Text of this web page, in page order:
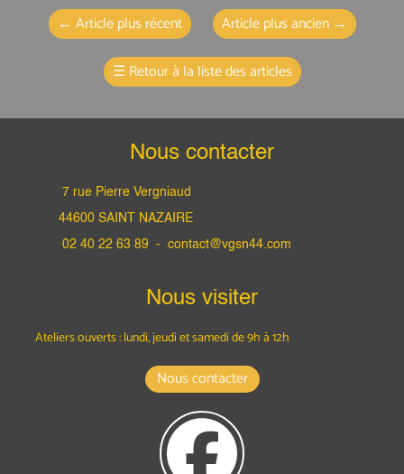
← Article plus récent Article plus ancien→
☰ Retour à la liste des articles
Nous contacter
7 rue Pierre Vergniaud
44600 SAINT NAZAIRE
02 40 22 63 89 - contact@vgsn44.com
Nous visiter
Ateliers ouverts : lundi, jeudi et samedide 9h à 12h
Nous contacter